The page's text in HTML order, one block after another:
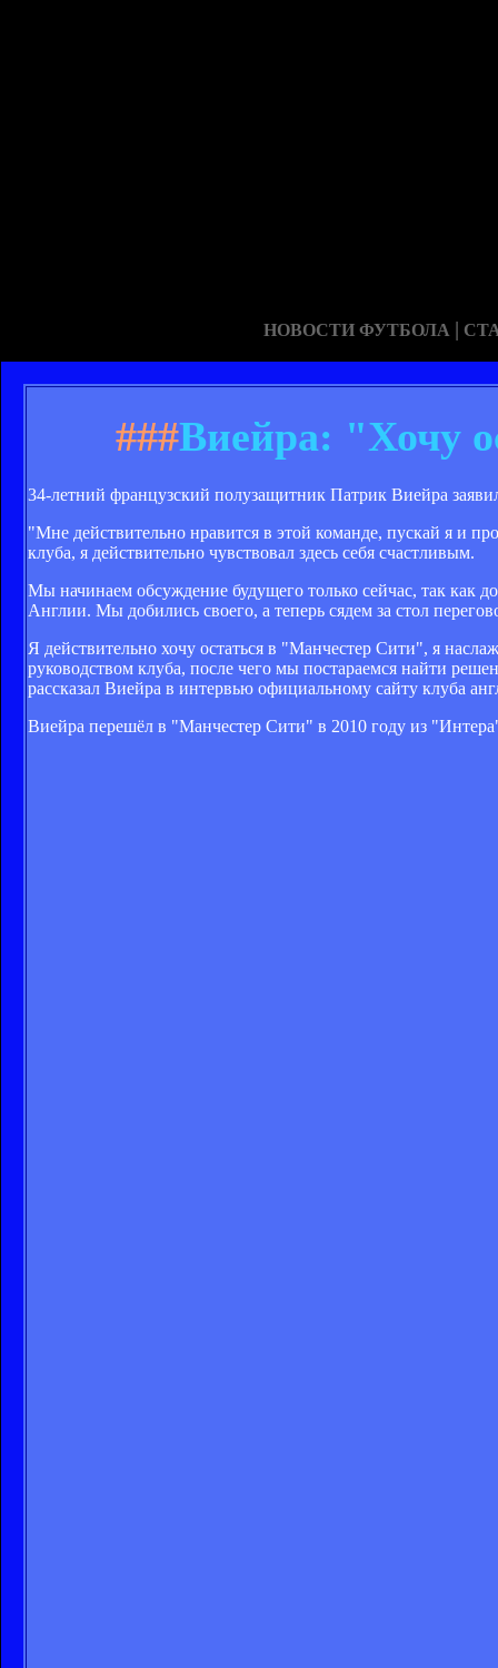
НОВОСТИ ФУТБОЛА |
###Виейра: "Хочу
34-летний французский полузащитник Патрик Виейра
"Мне действительно нравится в этой команде, пускай я и
клуба, я действительно чувствовал здесь себя счастливым.
Мы начинаем обсуждение будущего только сейчас, так как
Англии. Мы добились своего, а теперь сядем за стол
Я действительно хочу остаться в "Манчестер Сити", я
руководством клуба, после чего мы постараемся найти
рассказал Виейра в интервью официальному сайту клуба
Виейра перешёл в "Манчестер Сити" в 2010 году из